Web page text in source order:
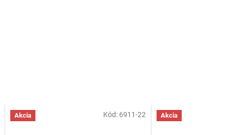
Akcia Kód: 6911-22 Akcia